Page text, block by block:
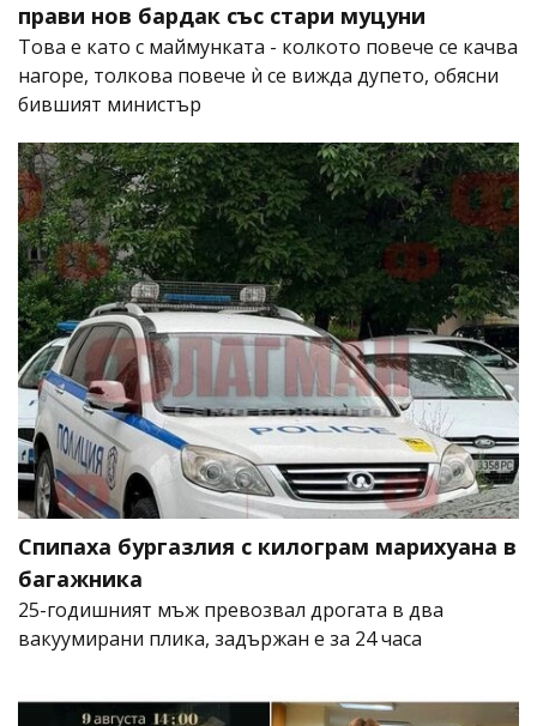
прави нов бардак със стари муцуни
Това е като с маймунката - колкото повече се качва
нагоре, толкова повече ѝ се вижда дупето, обясни
бившият министър
Спипаха бургазлия с килограм марихуана в
багажника
25-годишният мъж превозвал дрогата в два
вакуумирани плика, задържан е за 24 часа